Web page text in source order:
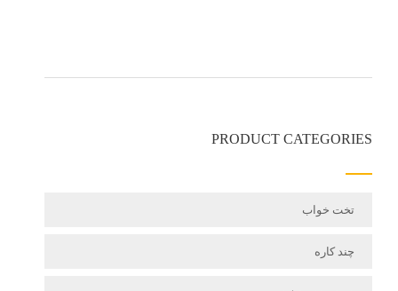
PRODUCT CATEGORIES
تخت خواب
چند کاره